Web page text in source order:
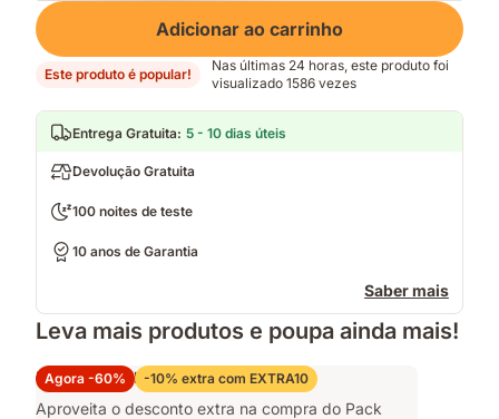
Loading
Adicionar ao carrinho
Este produto é popular!
Nas últimas 24 horas, este produto foi
visualizado 1586 vezes
Entrega Gratuita: 5 - 10 dias úteis
Devolução Gratuita
100 noites de teste
10 anos de Garantia
Saber mais
Leva mais produtos e poupa ainda mais!
Agora -60% -10% extra com EXTRA10
Pack Original Pro e Edredon
Aproveita o desconto extra na compra do Pack